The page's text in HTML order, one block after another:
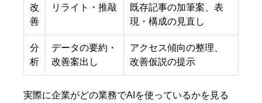
改
善
リライト・推敲
既存記事の加筆案、表
現・構成の見直し
分
析
データの要約・
改善案出し
アクセス傾向の整理、
改善仮説の提示
実際に企業がどの業務でAIを使っているかを見る